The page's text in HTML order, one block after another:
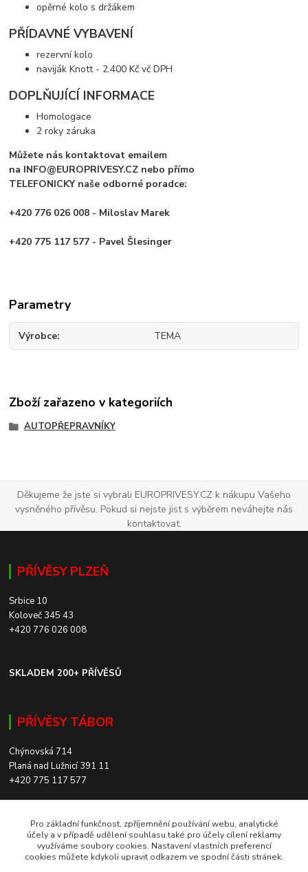
opěrné kolo s držákem
PŘÍDAVNÉ VYBAVENÍ
rezervní kolo
naviják Knott - 2.400 Kč vč DPH
DOPLŇUJÍCÍ INFORMACE
Homologace
2 roky záruka
Můžete nás kontaktovat emailem
na INFO@EUROPRIVESY.CZ nebo přímo
TELEFONICKY naše odborné poradce:
+420 776 026 008 - Miloslav Marek
+420 775 117 577 - Pavel Šlesinger
Parametry
Výrobce TEMA
Zboží zařazeno v kategoriích
AUTOPŘEPRAVNÍKY
Děkujeme že jste si vybrali EUROPRIVESY.CZ k nákupu Vašeho
vysněného přívěsu. Pokud si nejste jist s výběrem neváhejte nás
kontaktovat.
PŘÍVĚSY PLZEŇ
Srbice 10
Koloveč 345 43
+420 776 026 008
SKLADEM 200+ PŘÍVĚSŮ
PŘÍVĚSY TÁBOR
Chýnovská 714
Planá nad Lužnicí 391 11
+420 775 117 577
ROZVOZ PO CELÉ ČR
Pro základní funkčnost, zpříjemnění používání webu, analytické
účely a v případě udělení souhlasu také pro účely cílení reklamy
využíváme soubory cookies. Nastavení vlastních preferencí
cookies můžete kdykoli upravit odkazem ve spodní části stránek.